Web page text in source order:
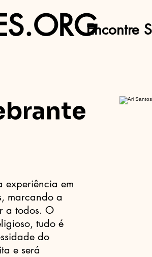
Encontre
experiência em
marcando a
a todos. O
tudo é
do
e será